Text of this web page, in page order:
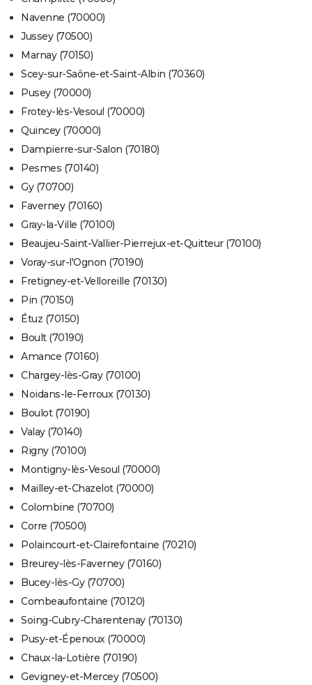
Navenne (70000)
Jussey (70500)
Marnay (70150)
Scey-sur-Saône-et-Saint-Albin (70360)
Pusey (70000)
Frotey-lès-Vesoul (70000)
Quincey (70000)
Dampierre-sur-Salon (70180)
Pesmes (70140)
Gy (70700)
Faverney (70160)
Gray-la-Ville (70100)
Beaujeu-Saint-Vallier-Pierrejux-et-Quitteur (70100)
Voray-sur-l'Ognon (70190)
Fretigney-et-Velloreille (70130)
Pin (70150)
Étuz (70150)
Boult (70190)
Amance (70160)
Chargey-lès-Gray (70100)
Noidans-le-Ferroux (70130)
Boulot (70190)
Valay (70140)
Rigny (70100)
Montigny-lès-Vesoul (70000)
Mailley-et-Chazelot (70000)
Colombine (70700)
Corre (70500)
Polaincourt-et-Clairefontaine (70210)
Breurey-lès-Faverney (70160)
Bucey-lès-Gy (70700)
Combeaufontaine (70120)
Soing-Cubry-Charentenay (70130)
Pusy-et-Épenoux (70000)
Chaux-la-Lotière (70190)
Gevigney-et-Mercey (70500)